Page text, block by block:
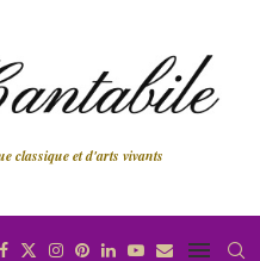
classique et d'arts vivants